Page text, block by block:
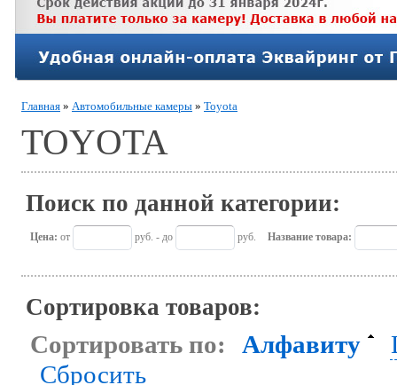
Главная » Автомобильные камеры » Toyota
TOYOTA
Поиск по данной категории:
Цена: от руб. - до руб. Название товара:
Сортировка товаров:
Сортировать по: Алфавиту
Сбросить